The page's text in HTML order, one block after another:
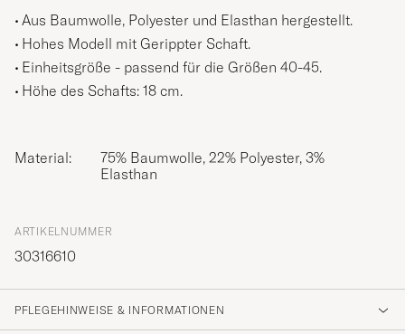
Aus Baumwolle, Polyester und Elasthan hergestellt.
Hohes Modell mit Gerippter Schaft.
Einheitsgröße - passend für die Größen 40-45.
Höhe des Schafts: 18 cm.
Material:
75% Baumwolle, 22% Polyester, 3%
Elasthan
ARTIKELNUMMER
30316610
PFLEGEHINWEISE & INFORMATIONEN